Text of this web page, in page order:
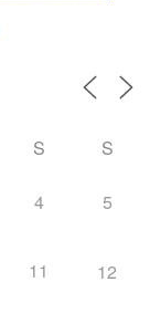
S S
4 5
11 12